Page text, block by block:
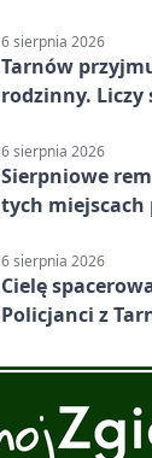
6 sierpnia 2026
Tarnów
rodzinny. Liczy
6 sierpnia 2026
Sierpniowe
tych miejscach
6 sierpnia 2026
Cielę
Policjanci z